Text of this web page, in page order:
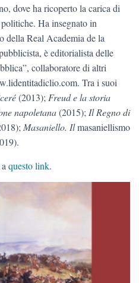
dove ha ricoperto la carica di
Ha insegnato in
della Real Academia de la
è editorialista delle
collaboratore di altri
Tra i suoi
(2013); Freud e la storia
napoletana(2015); Il Regno di
Masaniello. Ilmasaniellismo
questo link.